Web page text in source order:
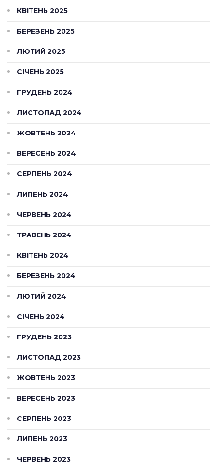
КВІТЕНЬ 2025
БЕРЕЗЕНЬ 2025
ЛЮТИЙ 2025
СІЧЕНЬ 2025
ГРУДЕНЬ 2024
ЛИСТОПАД 2024
ЖОВТЕНЬ 2024
ВЕРЕСЕНЬ 2024
СЕРПЕНЬ 2024
ЛИПЕНЬ 2024
ЧЕРВЕНЬ 2024
ТРАВЕНЬ 2024
КВІТЕНЬ 2024
БЕРЕЗЕНЬ 2024
ЛЮТИЙ 2024
СІЧЕНЬ 2024
ГРУДЕНЬ 2023
ЛИСТОПАД 2023
ЖОВТЕНЬ 2023
ВЕРЕСЕНЬ 2023
СЕРПЕНЬ 2023
ЛИПЕНЬ 2023
ЧЕРВЕНЬ 2023